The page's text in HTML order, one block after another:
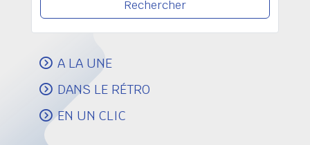
A LA UNE
DANS LE RÉTRO
EN UN CLIC